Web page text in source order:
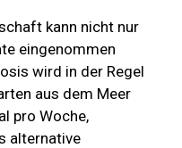
kann nicht nur
eingenommen
wird in der Regel
aus dem Meer
pro Woche,
alternative